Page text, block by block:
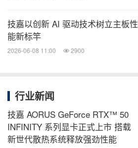
技嘉以创新 AI 驱动技术树立主板性
能新标竿
2026-06-08 11:00 2900
行业新闻
技嘉 AORUS GeForce RTX™ 50
INFINITY 系列显卡正式上市 搭载
新世代散热系统释放强劲性能